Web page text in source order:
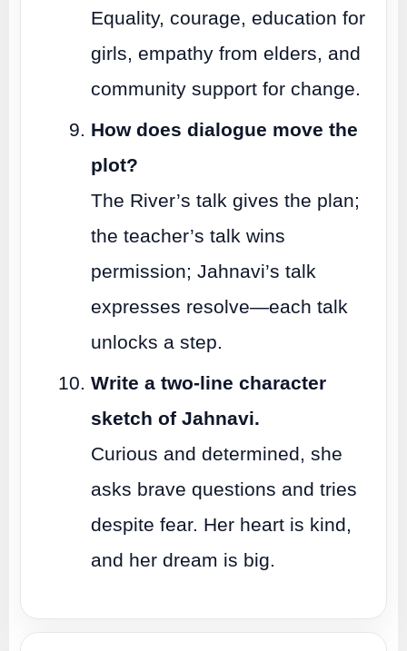
Equality, courage, education for
girls, empathy from elders, and
community support for change.
How does dialogue move the
plot?
The River’s talk gives the plan;
the teacher’s talk wins
permission; Jahnavi’s talk
expresses resolve—each talk
unlocks a step.
Write a two-line character
sketch of Jahnavi.
Curious and determined, she
asks brave questions and tries
despite fear. Her heart is kind,
and her dream is big.